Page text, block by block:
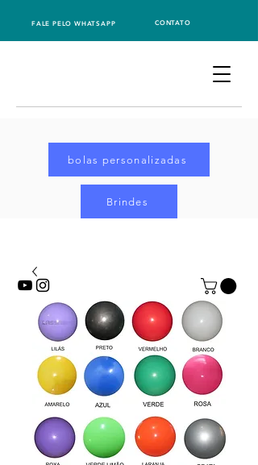
FALE PELO WHATSAPP CONTATO
bolas personalizadas
Brindes